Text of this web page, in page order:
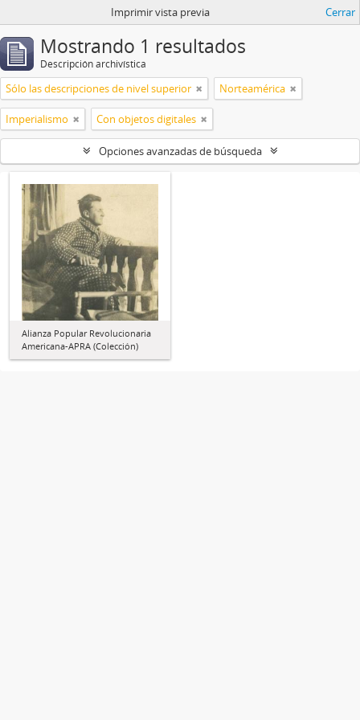
Imprimir vista previa Cerrar
Mostrando 1 resultados
Descripción archivística
Sólo las descripciones de nivel superior Norteamérica
Imperialismo Con objetos digitales
Opciones avanzadas de búsqueda
Alianza Popular Revolucionaria
Americana-APRA (Colección)